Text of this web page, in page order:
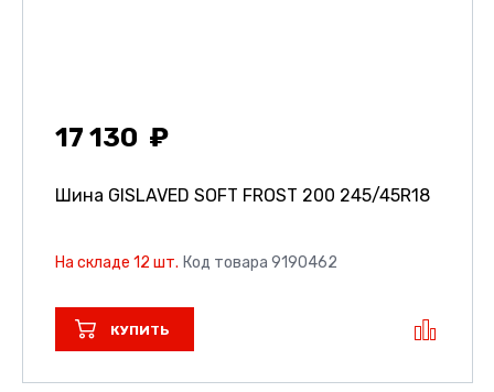
17 130
Шина GISLAVED SOFT FROST 200 245/45R18
На складе 12 шт. Код товара 9190462
КУПИТЬ